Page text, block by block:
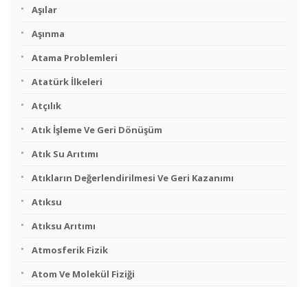
Aşılar
Aşınma
Atama Problemleri
Atatürk İlkeleri
Atçılık
Atık İşleme Ve Geri Dönüşüm
Atık Su Arıtımı
Atıkların Değerlendirilmesi Ve Geri Kazanımı
Atıksu
Atıksu Arıtımı
Atmosferik Fizik
Atom Ve Molekül Fiziği